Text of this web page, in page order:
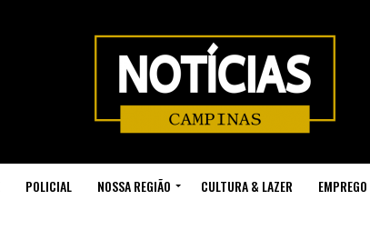
POLICIAL NOSSA REGIÃO CULTURA & LAZER EMPREGO